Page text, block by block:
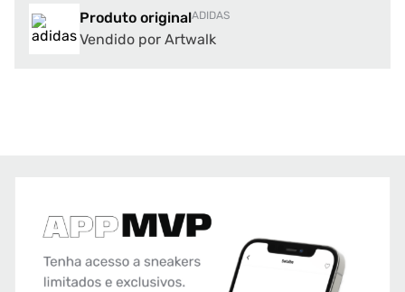
Produto originalADIDAS
Vendido por Artwalk